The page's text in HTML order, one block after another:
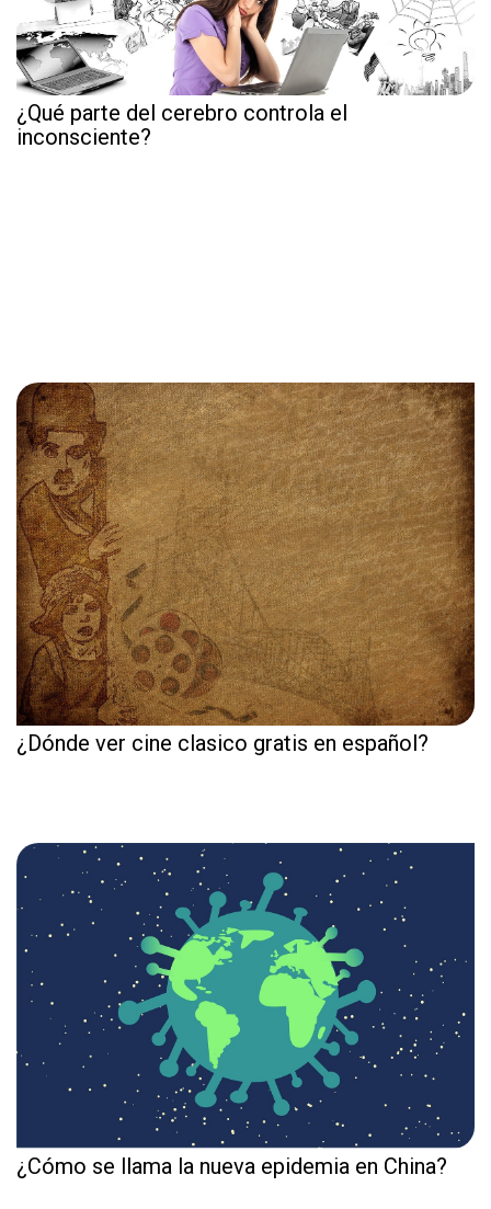
¿Qué parte del cerebro controla el
inconsciente?
¿Dónde ver cine clasico gratis en español?
¿Cómo se llama la nueva epidemia en China?